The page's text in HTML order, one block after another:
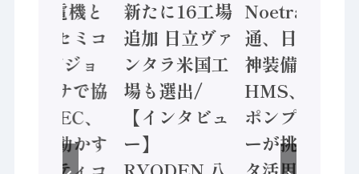
/ 三菱電機と
ソニーセミコ
ン AIビジョ
ンセンサで協
業 / IDEC、
安全に動かす
セーフティコ
新たに16工場
追加 日立ヴァ
ンタラ米国工
場も選出/
【インタビュ
ー】
RYODEN 八
Noetra、富士
通、日立 / 兵
神装備 ×
HMS、老舗
ポンプメーカ
ーが挑むデー
タ活用 など